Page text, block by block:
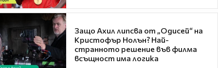
Защо Ахил липсва от „Одисей“ на
Кристофър Нолън? Най-
странното решение във филма
всъщност има логика